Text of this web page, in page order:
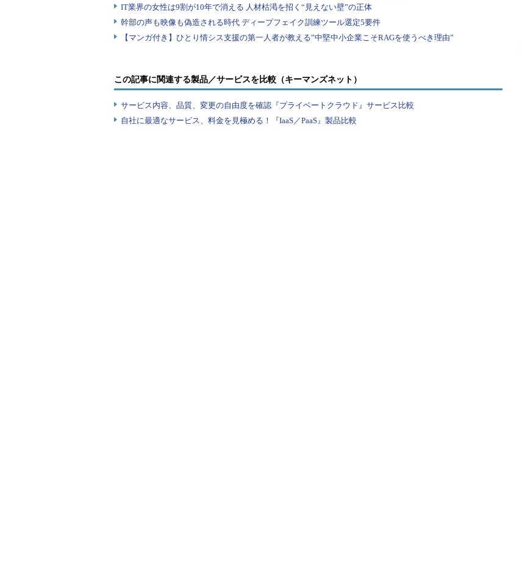
この記事に関連する製品／サービスを比較（キーマンズネット）
サービス内容、品質、変更の自由度を確認『プライベートクラウド』サービス比較
自社に最適なサービス、料金を見極める！『IaaS／PaaS』製品比較